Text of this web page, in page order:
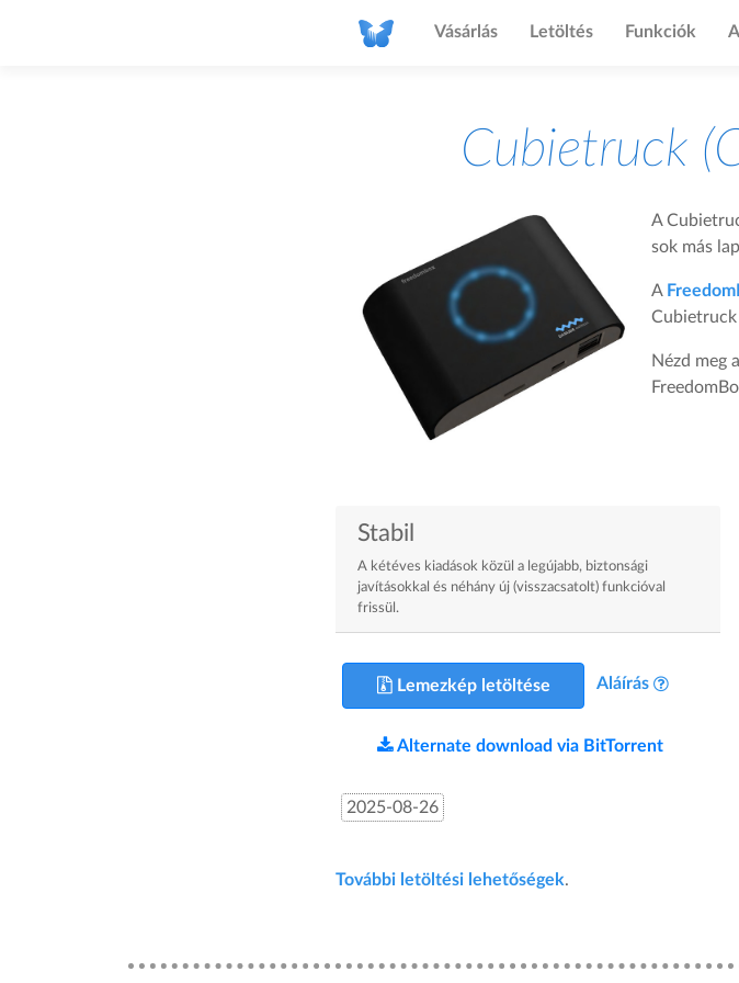
Vásárlás Letöltés Funkciók
Cubietruck
A
sok más
A
Cubietruck
Nézd meg
Stabil
A kétéves kiadások közül a legújabb, biztonsági
javításokkal és néhány új (visszacsatolt) funkcióval
frissül.
Lemezkép letöltése Aláírás
Alternate download via BitTorrent
2025-08-26
További letöltési lehetőségek.